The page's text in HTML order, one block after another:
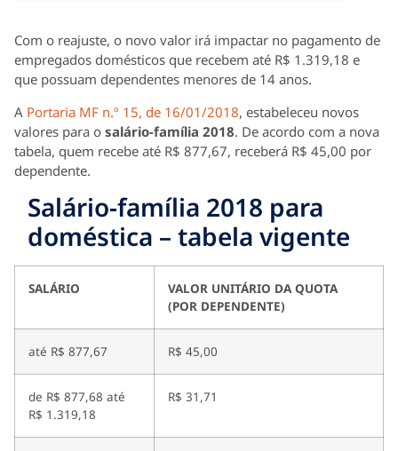
Com o reajuste, o novo valor irá impactar no pagamento de
empregados domésticos que recebem até R$ 1.319,18 e
que possuam dependentes menores de 14 anos.
A Portaria MF n.º 15, de 16/01/2018, estabeleceu novos
valores para o salário-família 2018. De acordo com a nova
tabela, quem recebe até R$ 877,67, receberá R$ 45,00 por
dependente.
Salário-família 2018 para
doméstica – tabela vigente
SALÁRIO
VALOR UNITÁRIO DA QUOTA
(POR DEPENDENTE)
até R$ 877,67 R$ 45,00
de R$ 877,68 até
R$ 1.319,18
R$ 31,71